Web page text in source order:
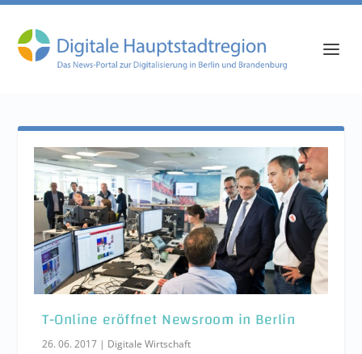
T-Online eröffnet Newsroom in Berlin
26. 06. 2017 | Digitale Wirtschaft